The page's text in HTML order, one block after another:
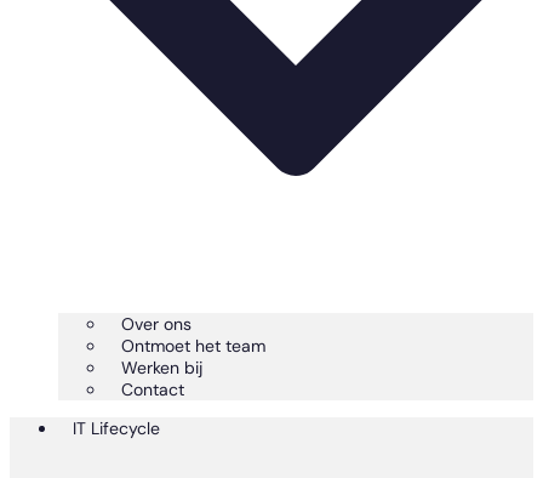
Over ons
Ontmoet het team
Werken bij
Contact
IT Lifecycle